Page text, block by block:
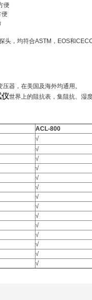
便
便
头，均符合ASTM，EOS和
器，在美国及海外均通用。
仪世界上的阻抗表，集阻抗、湿
ACL-800
√
√
√
√
√
√
√
√
√
√
√
√
√
√